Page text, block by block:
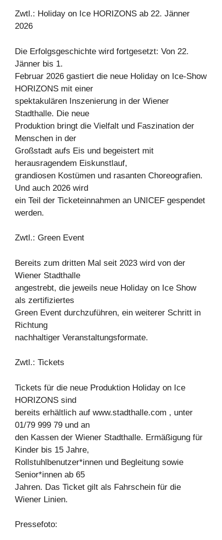
Zwtl.: Holiday on Ice HORIZONS ab 22. Jänner
2026
Die Erfolgsgeschichte wird fortgesetzt: Von 22.
Jänner bis 1.
Februar 2026 gastiert die neue Holiday on Ice-Show
HORIZONS mit einer
spektakulären Inszenierung in der Wiener
Stadthalle. Die neue
Produktion bringt die Vielfalt und Faszination der
Menschen in der
Großstadt aufs Eis und begeistert mit
herausragendem Eiskunstlauf,
grandiosen Kostümen und rasanten Choreografien.
Und auch 2026 wird
ein Teil der Ticketeinnahmen an UNICEF gespendet
werden.
Zwtl.: Green Event
Bereits zum dritten Mal seit 2023 wird von der
Wiener Stadthalle
angestrebt, die jeweils neue Holiday on Ice Show
als zertifiziertes
Green Event durchzuführen, ein weiterer Schritt in
Richtung
nachhaltiger Veranstaltungsformate.
Zwtl.: Tickets
Tickets für die neue Produktion Holiday on Ice
HORIZONS sind
bereits erhältlich auf www.stadthalle.com , unter
01/79 999 79 und an
den Kassen der Wiener Stadthalle. Ermäßigung für
Kinder bis 15 Jahre,
Rollstuhlbenutzer*innen und Begleitung sowie
Senior*innen ab 65
Jahren. Das Ticket gilt als Fahrschein für die
Wiener Linien.
Pressefoto: